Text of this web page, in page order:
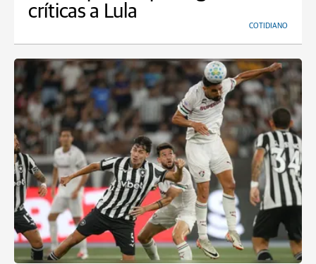
críticas a Lula
COTIDIANO